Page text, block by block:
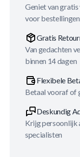
Geniet van
voor
Gratis
Van gedachten
binnen 14 dagen
Flexibele
Betaal vooraf of
Deskundig
Krijg persoonlijk
specialisten